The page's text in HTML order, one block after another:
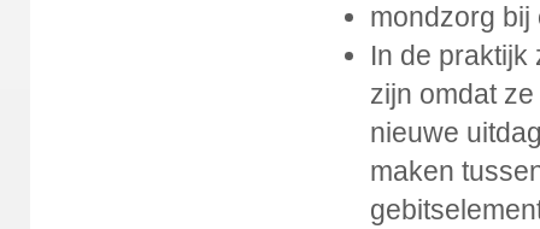
mondzorg
In de praktijk
zijn omdat
nieuwe
maken